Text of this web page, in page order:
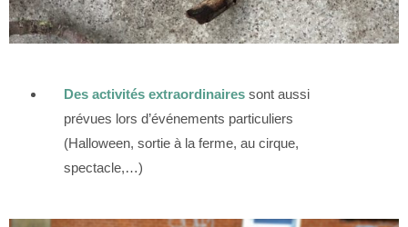
Des activités extraordinaires sont aussi
prévues lors d’événements particuliers
(Halloween, sortie à la ferme, au cirque,
spectacle,…)